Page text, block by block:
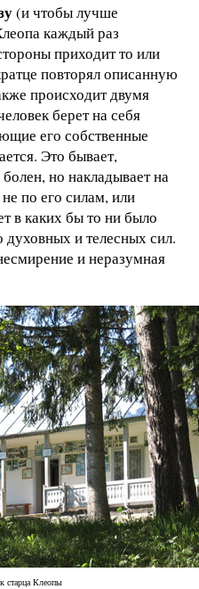
(и чтобы лучше
каждый раз
приходит то или
повторял описанную
происходит двумя
берет на себя
его собственные
Это бывает,
но накладывает на
по его силам, или
в каких бы то ни было
и телесных сил.
и неразумная
старца Клеопы